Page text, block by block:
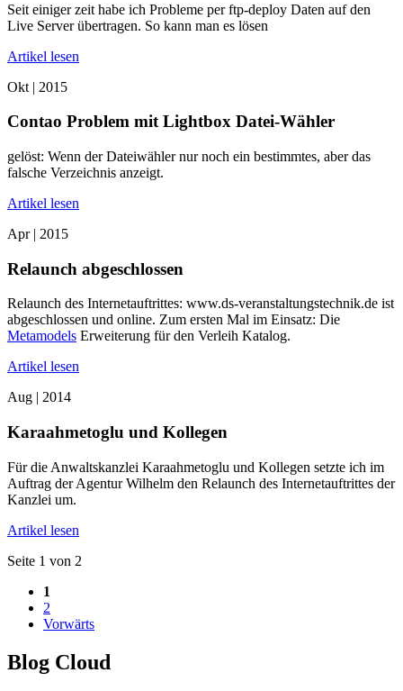
Seit einiger zeit habe ich Probleme per ftp-deploy Daten auf den
Live Server übertragen. So kann man es lösen
Artikel lesen
Okt | 2015
Contao Problem mit Lightbox Datei-Wähler
gelöst: Wenn der Dateiwähler nur noch ein bestimmtes, aber das
falsche Verzeichnis anzeigt.
Artikel lesen
Apr | 2015
Relaunch abgeschlossen
Relaunch des Internetauftrittes: www.ds-veranstaltungstechnik.de ist
abgeschlossen und online. Zum ersten Mal im Einsatz: Die
Metamodels Erweiterung für den Verleih Katalog.
Artikel lesen
Aug | 2014
Karaahmetoglu und Kollegen
Für die Anwaltskanzlei Karaahmetoglu und Kollegen setzte ich im
Auftrag der Agentur Wilhelm den Relaunch des Internetauftrittes der
Kanzlei um.
Artikel lesen
Seite 1 von 2
1
2
Vorwärts
Blog Cloud